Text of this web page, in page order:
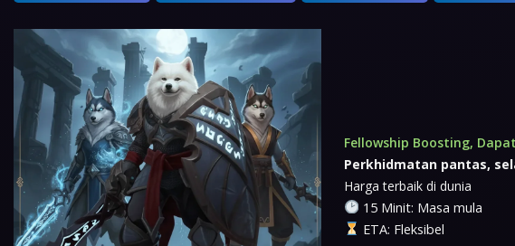
Fellowship Boosting,
Perkhidmatan pantas,
Harga terbaik di dunia
15 Minit: Masa mula
ETA: Fleksibel